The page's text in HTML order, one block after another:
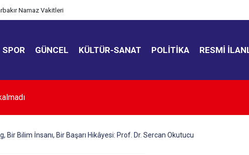
Namaz Vakitleri
SPOR GÜNCEL KÜLTÜR-SANAT POLITIKA RESMI
yeni dava açıldı
Bir Bilim İnsanı, Bir Başarı Hikâyesi: Prof. Dr. Sercan Okutucu